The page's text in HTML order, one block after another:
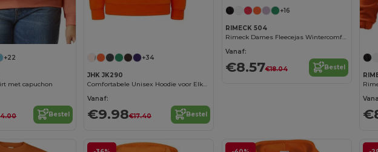
+22
met capuchon
Bestel
+34
JHK JK290
Comfortabele Unisex Hoodie voor Elke Gelegenheid
Vanaf:
€9.98€17.40 Bestel
+16
RIMECK 504
Rimeck Dames Fleecejas Wintercomfort
Vanaf:
€8.57€18.04 Bestel